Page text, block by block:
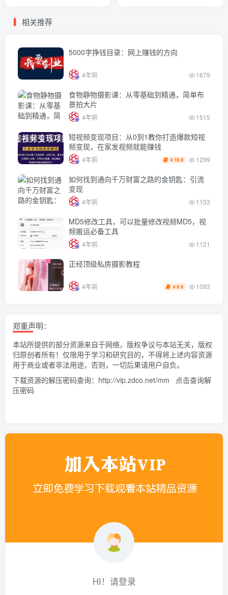
相关推荐
5000字挣钱目录：网上赚钱的方向
4年前 1679
食物静物摄影课：从零基础到精通，简单布
景拍大片
4年前 1515
短视频变现项目：从0到1教你打造爆款短视
频变现，在家发视频就能赚钱
4年前 ￥ 19.8 1299
如何找到通向千万财富之路的金钥匙：引流
变现
4年前 1153
MD5修改工具，可以批量修改视频MD5，视
频搬运必备工具
4年前 1121
正经顶级私房摄影教程
4年前 ￥9.8 1093
郑重声明：
本站所提供的部分资源来自于网络，版权争议与本站无关，版权
归原创者所有！仅限用于学习和研究目的，不得将上述内容资源
用于商业或者非法用途，否则，一切后果请用户自负。
下载资源的解压密码查询： http://vip.zdco.net/mm
点击查询解
压密码
HI！请登录